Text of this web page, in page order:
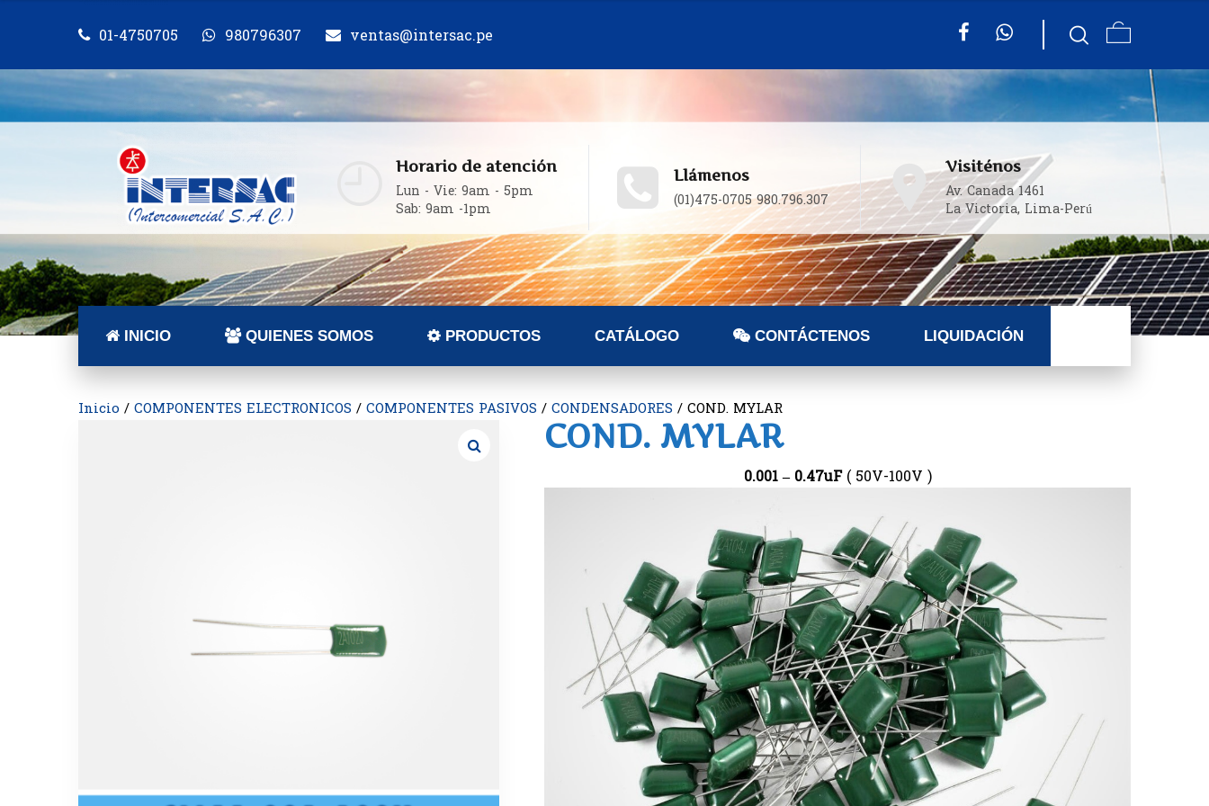
01-4750705 980796307 ventas@intersac.pe
Horario de atención
Lun - Vie: 9am - 5pm
Sab: 9am -1pm
Llámenos
(01)475-0705 980.796.307
Visiténos
Av. Canada 1461
La Victoria, Lima-Perú
INICIO QUIENES SOMOS PRODUCTOS CATÁLOGO CONTÁCTENOS LIQUIDACIÓN
Inicio /COMPONENTES ELECTRONICOS /COMPONENTES PASIVOS /CONDENSADORES / COND. MYLAR
COND. MYLAR
0.001 – 0.47uF( 50V-100V )